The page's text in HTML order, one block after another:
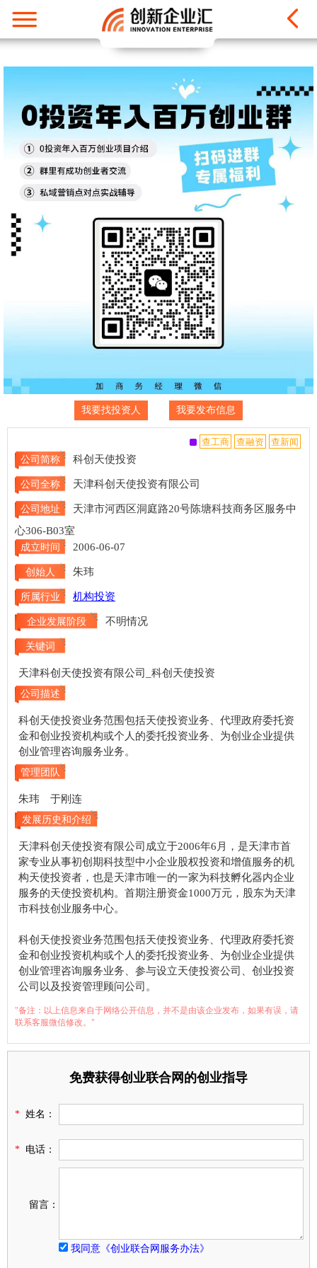
我要找投资人 我要发布信息
公司简称 科创天使投资
公司全称 天津科创天使投资有限公司
公司地址
天津市河西区洞庭路20号陈塘科技商务区服务中
心306-B03室
成立时间 2006-06-07
创始人 朱玮
所属行业 机构投资
企业发展阶段 不明情况
关键词
天津科创天使投资有限公司_科创天使投资
公司描述
科创天使投资业务范围包括天使投资业务、代理政府委托资
金和创业投资机构或个人的委托投资业务、为创业企业提供
创业管理咨询服务业务。
管理团队
朱玮 于刚连
发展历史和介绍
天津科创天使投资有限公司成立于2006年6月，是天津市首
家专业从事初创期科技型中小企业股权投资和增值服务的机
构天使投资者，也是天津市唯一的一家为科技孵化器内企业
服务的天使投资机构。首期注册资金1000万元，股东为天津
市科技创业服务中心。
科创天使投资业务范围包括天使投资业务、代理政府委托资
金和创业投资机构或个人的委托投资业务、为创业企业提供
创业管理咨询服务业务、参与设立天使投资公司、创业投资
公司以及投资管理顾问公司。
"备注：以上信息来自于网络公开信息，并不是由该企业发布，如果有误，请
联系客服微信修改。"
免费获得创业联合网的创业指导
* 姓名：
* 电话：
留言：
我同意《创业联合网服务办法》